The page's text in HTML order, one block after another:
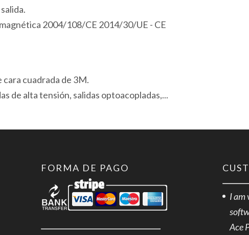
2004/108/CE 2014/30/UE - CE
cuadrada de 3M.
de alta tensión, salidas optoacopladas,...
FORMA DE PAGO
I am
Ace